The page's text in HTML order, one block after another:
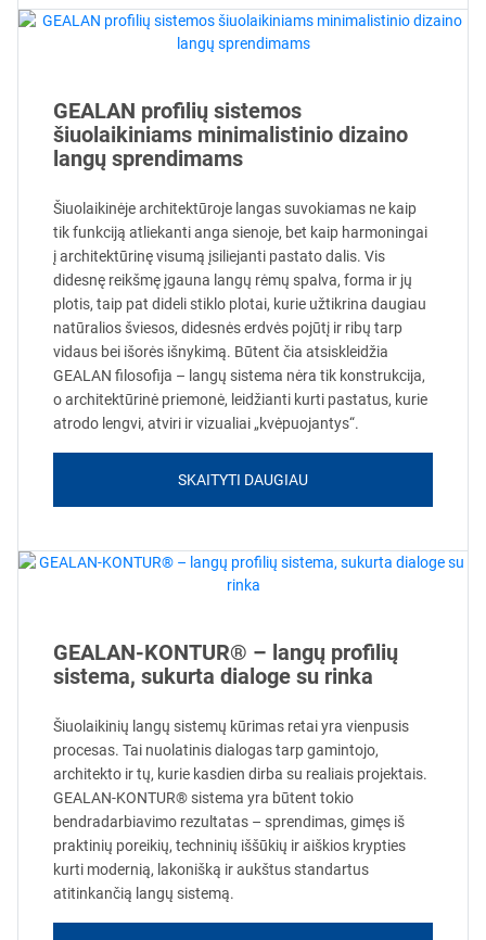
GEALAN profilių sistemos
šiuolaikiniams minimalistinio dizaino
langų sprendimams
Šiuolaikinėje architektūroje langas suvokiamas ne kaip
tik funkciją atliekanti anga sienoje, bet kaip harmoningai
į architektūrinę visumą įsiliejanti pastato dalis. Vis
didesnę reikšmę įgauna langų rėmų spalva, forma ir jų
plotis, taip pat dideli stiklo plotai, kurie užtikrina daugiau
natūralios šviesos, didesnės erdvės pojūtį ir ribų tarp
vidaus bei išorės išnykimą. Būtent čia atsiskleidžia
GEALAN filosofija – langų sistema nėra tik konstrukcija,
o architektūrinė priemonė, leidžianti kurti pastatus, kurie
atrodo lengvi, atviri ir vizualiai „kvėpuojantys“.
SKAITYTI DAUGIAU
GEALAN-KONTUR® – langų profilių
sistema, sukurta dialoge su rinka
Šiuolaikinių langų sistemų kūrimas retai yra vienpusis
procesas. Tai nuolatinis dialogas tarp gamintojo,
architekto ir tų, kurie kasdien dirba su realiais projektais.
GEALAN-KONTUR® sistema yra būtent tokio
bendradarbiavimo rezultatas – sprendimas, gimęs iš
praktinių poreikių, techninių iššūkių ir aiškios krypties
kurti modernią, lakonišką ir aukštus standartus
atitinkančią langų sistemą.